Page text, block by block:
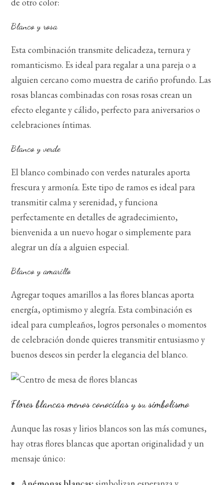
de otro color:
Blanco y rosa
Esta combinación transmite delicadeza, ternura y
romanticismo. Es ideal para regalar a una pareja o a
alguien cercano como muestra de cariño profundo. Las
rosas blancas combinadas con rosas rosas crean un
efecto elegante y cálido, perfecto para aniversarios o
celebraciones íntimas.
Blanco y verde
El blanco combinado con verdes naturales aporta
frescura y armonía. Este tipo de ramos es ideal para
transmitir calma y serenidad, y funciona
perfectamente en detalles de agradecimiento,
bienvenida a un nuevo hogar o simplemente para
alegrar un día a alguien especial.
Blanco y amarillo
Agregar toques amarillos a las flores blancas aporta
energía, optimismo y alegría. Esta combinación es
ideal para cumpleaños, logros personales o momentos
de celebración donde quieres transmitir entusiasmo y
buenos deseos sin perder la elegancia del blanco.
Flores blancas menos conocidas y su simbolismo
Aunque las rosas y lirios blancos son las más comunes,
hay otras flores blancas que aportan originalidad y un
mensaje único: